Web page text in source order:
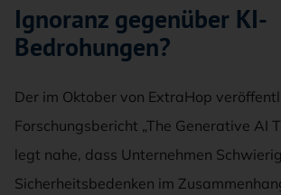
Ignoranz gegenüber KI-
Bedrohungen?
Der im Oktober von ExtraHop
Forschungsbericht „The Generative AI
legt nahe, dass Unternehmen
Sicherheitsbedenken im